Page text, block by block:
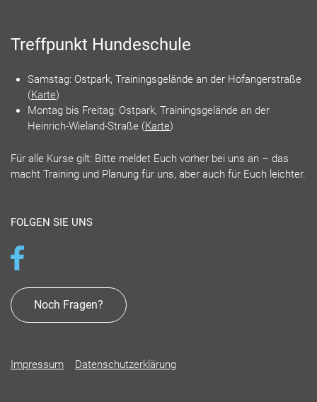
Treffpunkt Hundeschule
Samstag: Ostpark, Trainingsgelände an der Hofangerstraße
(Karte)
Montag bis Freitag: Ostpark, Trainingsgelände an der
Heinrich-Wieland-Straße (Karte)
Für alle Kurse gilt: Bitte meldet Euch vorher bei uns an – das
macht Training und Planung für uns, aber auch für Euch leichter.
FOLGEN SIE UNS
Noch Fragen?
Impressum Datenschutzerklärung